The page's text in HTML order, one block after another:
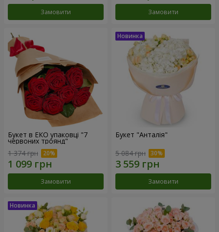
Замовити Замовити
Букет в ЕКО упаковці "7
червоних троянд"
1 374 грн
Замовити
Букет "Анталія"
5 084 грн
Замовити